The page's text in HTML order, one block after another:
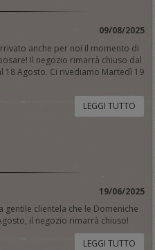
09/08/2025
anche per noi il momento di
Il negozio rimarrà chiuso dal
18 Agosto. Ci rivediamo Martedì 19
LEGGI TUTTO
19/06/2025
gentile clientela che le Domeniche
il negozio rimarrà chiuso!
LEGGI TUTTO